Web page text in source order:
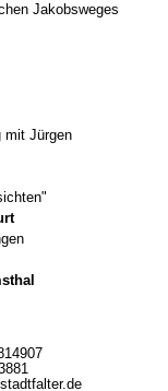
Jakobsweges
mit Jürgen